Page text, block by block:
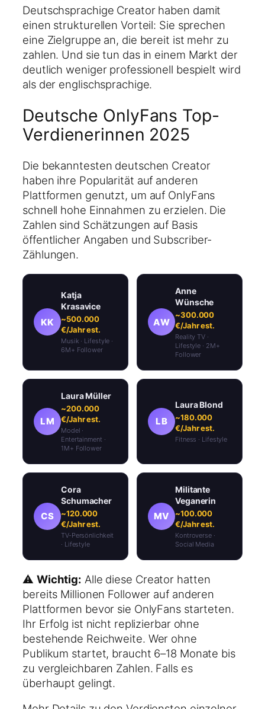
Deutschsprachige Creator haben damit
einen strukturellen Vorteil: Sie sprechen
eine Zielgruppe an, die bereit ist mehr zu
zahlen. Und sie tun das in einem Markt der
deutlich weniger professionell bespielt wird
als der englischsprachige.
Deutsche OnlyFans Top-
Verdienerinnen 2025
Die bekanntesten deutschen Creator
haben ihre Popularität auf anderen
Plattformen genutzt, um auf OnlyFans
schnell hohe Einnahmen zu erzielen. Die
Zahlen sind Schätzungen auf Basis
öffentlicher Angaben und Subscriber-
Zählungen.
KK
Katja
Krasavice
~500.000
€/Jahr est.
Musik · Lifestyle ·
6M+ Follower
AW
Anne
Wünsche
~300.000
€/Jahr est.
Reality TV ·
Lifestyle · 2M+
Follower
LM
Laura Müller
~200.000
€/Jahr est.
Model ·
Entertainment ·
1M+ Follower
LB
Laura Blond
~180.000
€/Jahr est.
Fitness · Lifestyle
CS
Cora
Schumacher
~120.000
€/Jahr est.
TV-Persönlichkeit
· Lifestyle
MV
Militante
Veganerin
~100.000
€/Jahr est.
Kontroverse ·
Social Media
⚠️ Wichtig: Alle diese Creator hatten
bereits Millionen Follower auf anderen
Plattformen bevor sie OnlyFans starteten.
Ihr Erfolg ist nicht replizierbar ohne
bestehende Reichweite. Wer ohne
Publikum startet, braucht 6–18 Monate bis
zu vergleichbaren Zahlen. Falls es
überhaupt gelingt.